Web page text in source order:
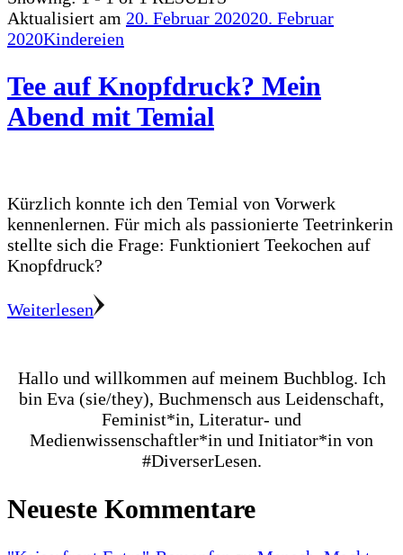
Aktualisiert am 20. Februar 202020. Februar
2020Kindereien
Tee auf Knopfdruck? Mein
Abend mit Temial
Kürzlich konnte ich den Temial von Vorwerk
kennenlernen. Für mich als passionierte Teetrinkerin
stellte sich die Frage: Funktioniert Teekochen auf
Knopfdruck?
Weiterlesen
Hallo und willkommen auf meinem Buchblog. Ich
bin Eva (sie/they), Buchmensch aus Leidenschaft,
Feminist*in, Literatur- und
Medienwissenschaftler*in und Initiator*in von
#DiverserLesen.
Neueste Kommentare